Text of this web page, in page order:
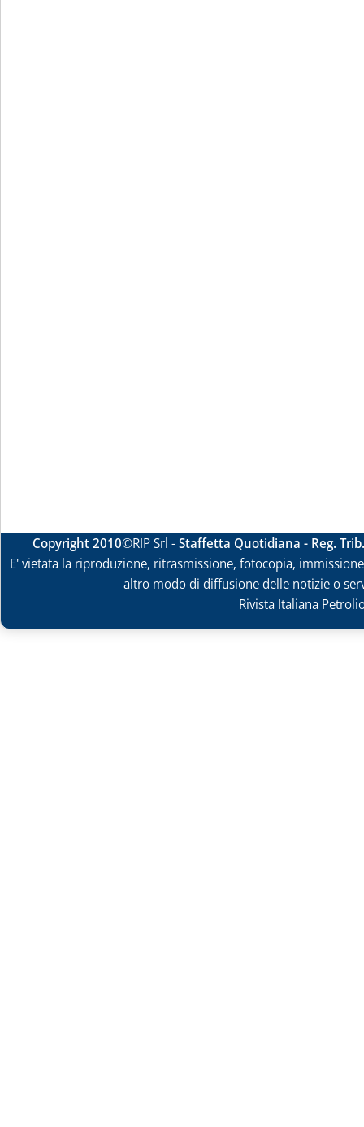
Copyright 2010©RIP Srl -Staffetta Quotidiana - Reg.
E' vietata la riproduzione, ritrasmissione, fotocopia,
altro modo di diffusione delle notizie o
Rivista Italiana